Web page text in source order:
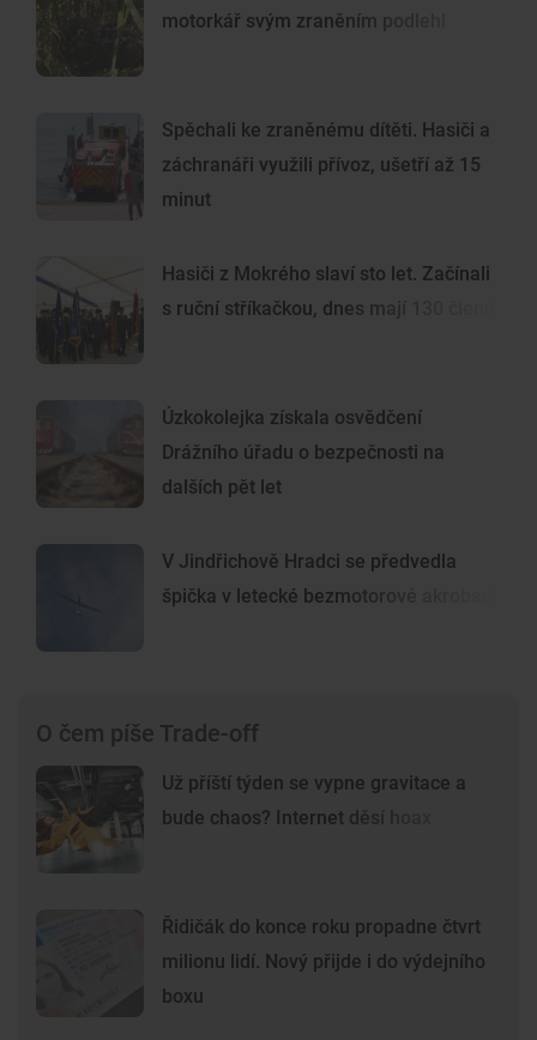
motorkář svým zraněním podlehl
Spěchali ke zraněnému dítěti. Hasiči a
záchranáři využili přívoz, ušetří až 15
minut
Hasiči z Mokrého slaví sto let. Začínali
s ruční stříkačkou, dnes mají 130 členů
Úzkokolejka získala osvědčení
Drážního úřadu o bezpečnosti na
dalších pět let
V Jindřichově Hradci se předvedla
špička v letecké bezmotorové akrobacii
O čem píše Trade-off
Už příští týden se vypne gravitace a
bude chaos? Internet děsí hoax
Řidičák do konce roku propadne čtvrt
milionu lidí. Nový přijde i do výdejního
boxu